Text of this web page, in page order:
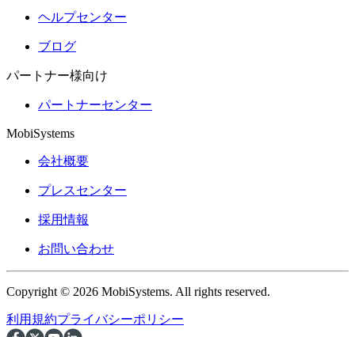
ヘルプセンター
ブログ
パートナー様向け
パートナーセンター
MobiSystems
会社概要
プレスセンター
採用情報
お問い合わせ
Copyright © 2026 MobiSystems. All rights reserved.
利用規約プライバシーポリシー